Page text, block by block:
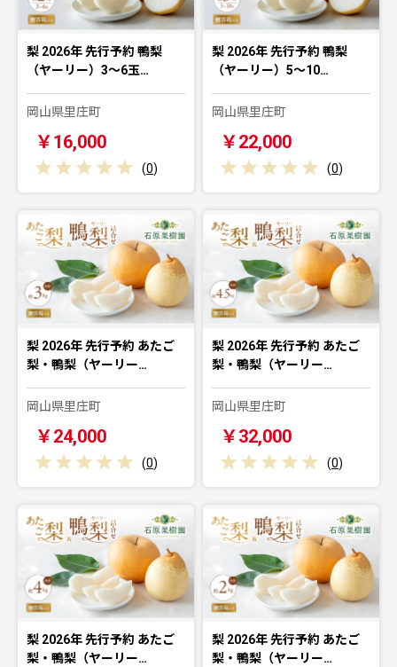
梨 2026年 先行予約 鴨梨
（ヤーリー）3～6玉…
岡山県里庄町
￥16,000
(0)
梨 2026年 先行予約 鴨梨
（ヤーリー）5～10…
岡山県里庄町
￥22,000
(0)
梨 2026年 先行予約 あたご
梨・鴨梨（ヤーリー…
岡山県里庄町
￥24,000
(0)
梨 2026年 先行予約 あたご
梨・鴨梨（ヤーリー…
岡山県里庄町
￥32,000
(0)
梨 2026年 先行予約 あたご
梨・鴨梨（ヤーリー…
梨 2026年 先行予約 あたご
梨・鴨梨（ヤーリー…